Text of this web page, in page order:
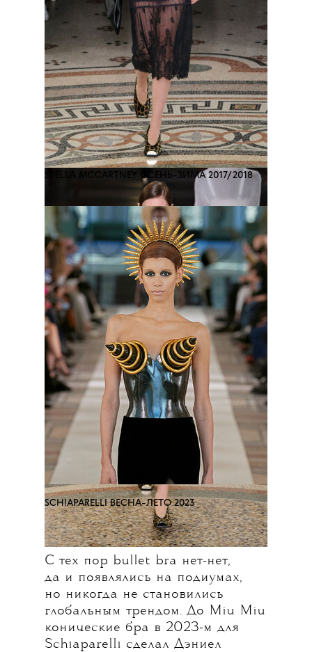
STELLA MCCARTNEY ОСЕНЬ-ЗИМА 2017/2018
SCHIAPARELLI ВЕСНА-ЛЕТО 2023
С тех пор bullet bra нет-нет,
да и появлялись на подиумах,
но никогда не становились
глобальным трендом. До Miu Miu
конические бра в 2023-м для
Schiaparelli сделал Дэниел